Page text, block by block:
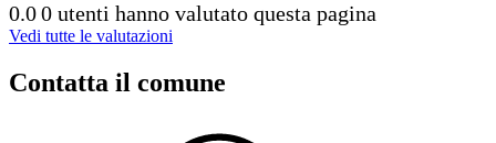
0.00 utenti hanno valutato questa pagina
Vedi tutte le valutazioni
Contatta il comune